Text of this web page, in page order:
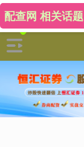
配查网 相关话题